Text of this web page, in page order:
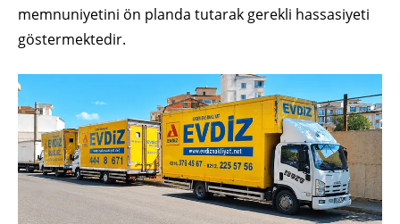
memnuniyetini ön planda tutarak gerekli hassasiyeti
göstermektedir.